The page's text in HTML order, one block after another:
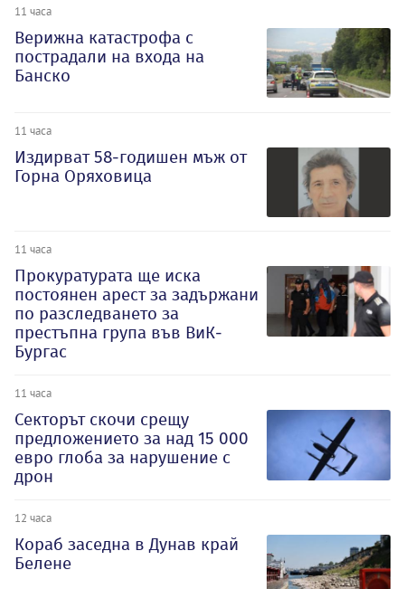
11 часа
Верижна катастрофа с
пострадали на входа на
Банско
11 часа
Издирват 58-годишен мъж от
Горна Оряховица
11 часа
Прокуратурата ще иска
постоянен арест за задържани
по разследването за
престъпна група във ВиК-
Бургас
11 часа
Секторът скочи срещу
предложението за над 15 000
евро глоба за нарушение с
дрон
12 часа
Кораб заседна в Дунав край
Белене